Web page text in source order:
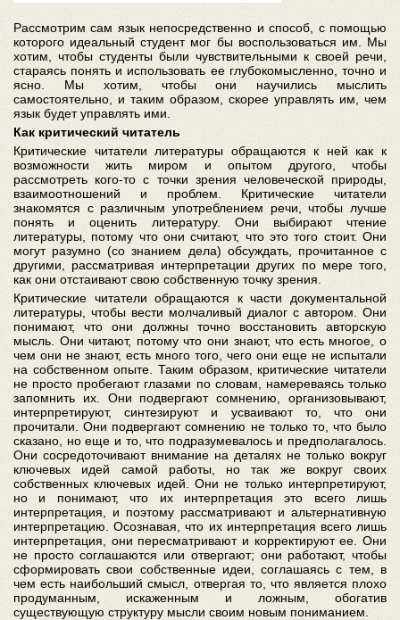
Рассмотрим сам язык непосредственно и способ, с помощью
которого идеальный студент мог бы воспользоваться им. Мы
хотим, чтобы студенты были чувствительными к своей речи,
стараясь понять и использовать ее глубокомысленно, точно и
ясно. Мы хотим, чтобы они научились мыслить
самостоятельно, и таким образом, скорее управлять им, чем
язык будет управлять ими.
Как критический читатель
Критические читатели литературы обращаются к ней как к
возможности жить миром и опытом другого, чтобы
рассмотреть кого-то с точки зрения человеческой природы,
взаимоотношений и проблем. Критические читатели
знакомятся с различным употреблением речи, чтобы лучше
понять и оценить литературу. Они выбирают чтение
литературы, потому что они считают, что это того стоит. Они
могут разумно (со знанием дела) обсуждать, прочитанное с
другими, рассматривая интерпретации других по мере того,
как они отстаивают свою собственную точку зрения.
Критические читатели обращаются к части документальной
литературы, чтобы вести молчаливый диалог с автором. Они
понимают, что они должны точно восстановить авторскую
мысль. Они читают, потому что они знают, что есть многое, о
чем они не знают, есть много того, чего они еще не испытали
на собственном опыте. Таким образом, критические читатели
не просто пробегают глазами по словам, намереваясь только
запомнить их. Они подвергают сомнению, организовывают,
интерпретируют, синтезируют и усваивают то, что они
прочитали. Они подвергают сомнению не только то, что было
сказано, но еще и то, что подразумевалось и предполагалось.
Они сосредоточивают внимание на деталях не только вокруг
ключевых идей самой работы, но так же вокруг своих
собственных ключевых идей. Они не только интерпретируют,
но и понимают, что их интерпретация это всего лишь
интерпретация, и поэтому рассматривают и альтернативную
интерпретацию. Осознавая, что их интерпретация всего лишь
интерпретация, они пересматривают и корректируют ее. Они
не просто соглашаются или отвергают; они работают, чтобы
сформировать свои собственные идеи, соглашаясь с тем, в
чем есть наибольший смысл, отвергая то, что является плохо
продуманным, искаженным и ложным, обогатив
существующую структуру мысли своим новым пониманием.